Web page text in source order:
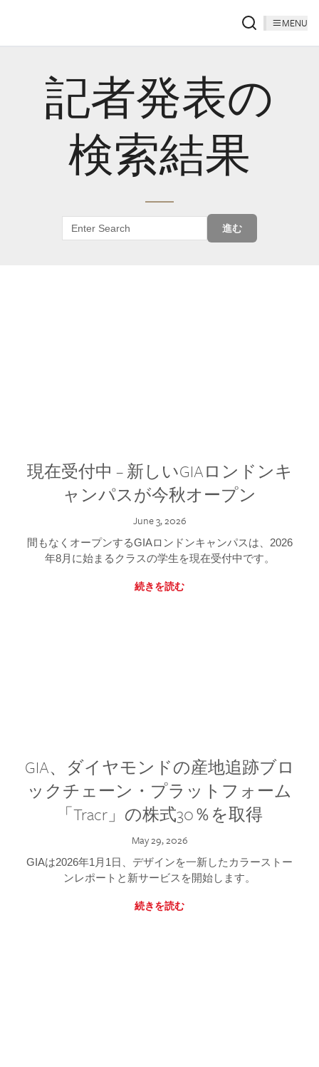
MENU
記者発表の
検索結果
進む
現在受付中 – 新しいGIAロンドンキ
ャンパスが今秋オープン
June 3, 2026
間もなくオープンするGIAロンドンキャンパスは、2026
年8月に始まるクラスの学生を現在受付中です。
続きを読む
GIA、ダイヤモンドの産地追跡ブロ
ックチェーン・プラットフォーム
「Tracr」の株式30％を取得
May 29, 2026
GIAは2026年1月1日、デザインを一新したカラーストー
ンレポートと新サービスを開始します。
続きを読む